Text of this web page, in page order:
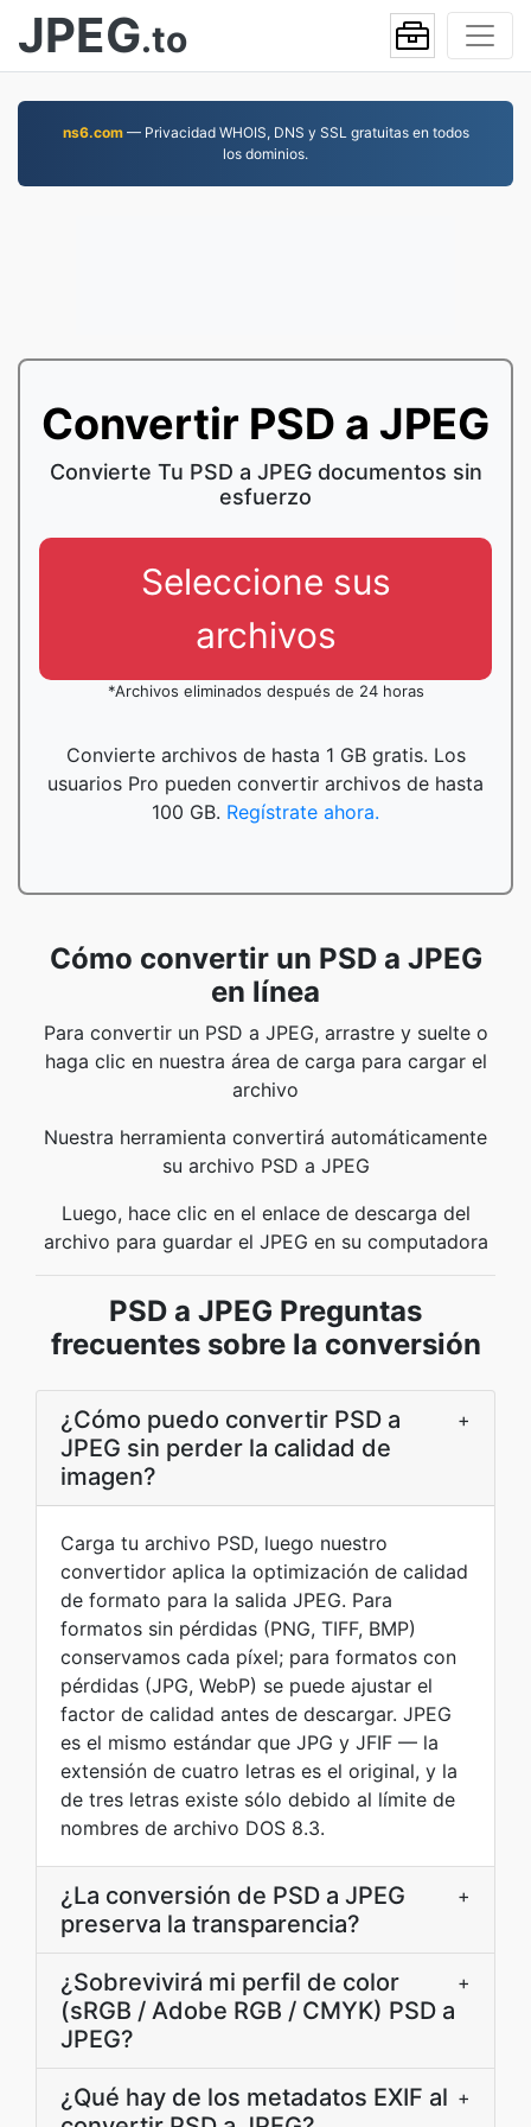
JPEG.to
ns6.com— Privacidad WHOIS, DNS y SSL gratuitas en todos
los dominios.
Convertir PSD a JPEG
Convierte Tu PSD a JPEG documentos sin
esfuerzo
Seleccione sus
archivos
*Archivos eliminados después de 24 horas
Convierte archivos de hasta 1 GB gratis. Los
usuarios Pro pueden convertir archivos de hasta
100 GB. Regístrate ahora.
Cómo convertir un PSD a JPEG
en línea
Para convertir un PSD a JPEG, arrastre y suelte o
haga clic en nuestra área de carga para cargar el
archivo
Nuestra herramienta convertirá automáticamente
su archivo PSD a JPEG
Luego, hace clic en el enlace de descarga del
archivo para guardar el JPEG en su computadora
PSD a JPEG Preguntas
frecuentes sobre la conversión
¿Cómo puedo convertir PSD a
JPEG sin perder la calidad de
imagen?
+
Carga tu archivo PSD, luego nuestro
convertidor aplica la optimización de calidad
de formato para la salida JPEG. Para
formatos sin pérdidas (PNG, TIFF, BMP)
conservamos cada píxel; para formatos con
pérdidas (JPG, WebP) se puede ajustar el
factor de calidad antes de descargar. JPEG
es el mismo estándar que JPG y JFIF — la
extensión de cuatro letras es el original, y la
de tres letras existe sólo debido al límite de
nombres de archivo DOS 8.3.
¿La conversión de PSD a JPEG
preserva la transparencia?
+
¿Sobrevivirá mi perfil de color
(sRGB / Adobe RGB / CMYK) PSD a
JPEG?
+
¿Qué hay de los metadatos EXIF al +